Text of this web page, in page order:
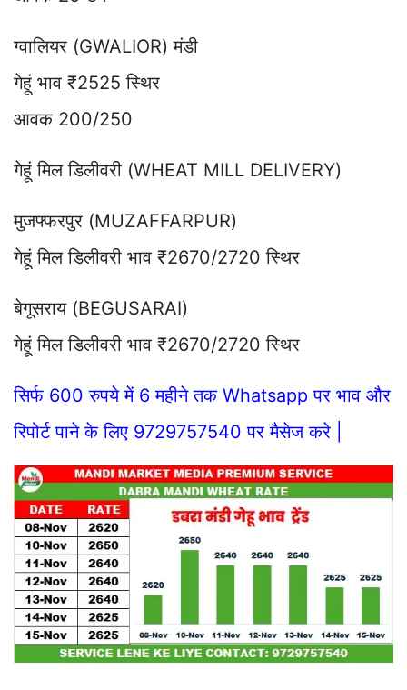
ग्वालियर (GWALIOR) मंडी
गेहूं भाव ₹2525 स्थिर
आवक 200/250
गेहूं मिल डिलीवरी (WHEAT MILL DELIVERY)
मुजफ्फरपुर (MUZAFFARPUR)
गेहूं मिल डिलीवरी भाव ₹2670/2720 स्थिर
बेगूसराय (BEGUSARAI)
गेहूं मिल डिलीवरी भाव ₹2670/2720 स्थिर
सिर्फ 600 रुपये में 6 महीने तक Whatsapp पर भाव और
रिपोर्ट पाने के लिए 9729757540 पर मैसेज करे |